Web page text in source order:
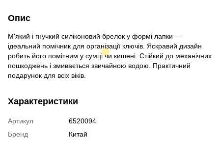
Опис
М'який і гнучкий силіконовий брелок у формі лапки —
ідеальний помічник для організації ключів. Яскравий дизайн
робить його помітним у сумці чи кишені. Стійкий до механічних
пошкоджень і змивається звичайною водою. Практичний
подарунок для всіх віків.
Характеристики
Артикул
6520094
Бренд
Китай